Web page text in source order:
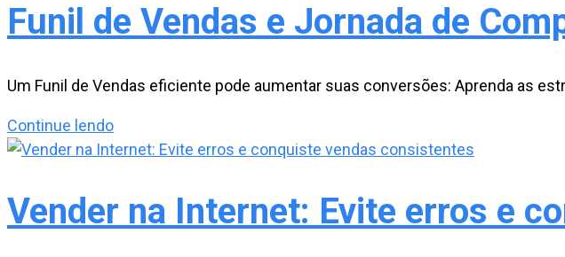
Vendas
resultados
Funil de Vendas e Jornada de
Um Funil de Vendas eficiente pode aumentar suas conversões: Aprenda as
Continue lendoFunil
de
Jornada
Vender na Internet: Evite erros e